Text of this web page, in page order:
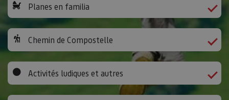
Planes en familia
Chemin de Compostelle
Activités ludiques et autres